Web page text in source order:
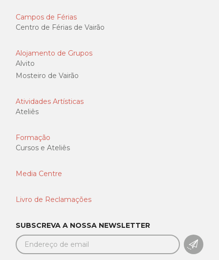
Campos de Férias
Centro de Férias de Vairão
Alojamento de Grupos
Alvito
Mosteiro de Vairão
Atividades Artísticas
Ateliês
Formação
Cursos e Ateliês
Media Centre
Livro de Reclamações
SUBSCREVA A NOSSA NEWSLETTER